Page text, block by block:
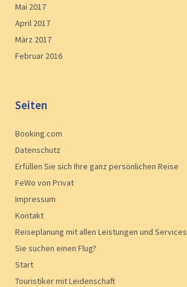
Mai 2017
April 2017
März 2017
Februar 2016
Seiten
Booking.com
Datenschutz
Erfüllen Sie sich Ihre ganz persönlichen Reise
FeWo von Privat
Impressum
Kontakt
Reiseplanung mit allen Leistungen und Services
Sie suchen einen Flug?
Start
Touristiker mit Leidenschaft